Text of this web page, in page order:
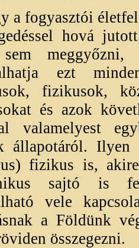
a fogyasztói
hová
ezt
fizikusok,
és azok
valamelyest
állapotáról.
fizikus is,
sajtó is
vele
a Földünk
összegezni.